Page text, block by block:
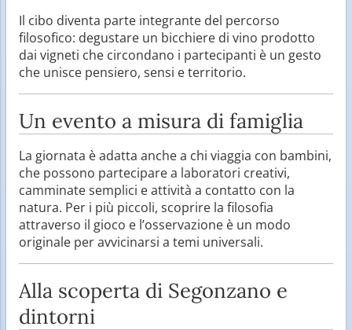
Il cibo diventa parte integrante del percorso
filosofico: degustare un bicchiere di vino prodotto
dai vigneti che circondano i partecipanti è un gesto
che unisce pensiero, sensi e territorio.
Un evento a misura di famiglia
La giornata è adatta anche a chi viaggia con bambini,
che possono partecipare a laboratori creativi,
camminate semplici e attività a contatto con la
natura. Per i più piccoli, scoprire la filosofia
attraverso il gioco e l’osservazione è un modo
originale per avvicinarsi a temi universali.
Alla scoperta di Segonzano e
dintorni